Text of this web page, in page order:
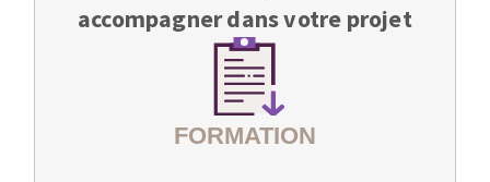
accompagner dans votre projet